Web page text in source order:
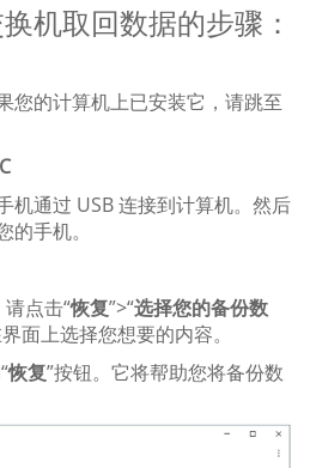
机取回数据的步骤：
您的计算机上已安装它，请跳至
机通过 USB 连接到计算机。然后
手机。
点击“恢复”>“选择您的备份数
面上选择您想要的内容。
恢复”按钮。它将帮助您将备份数